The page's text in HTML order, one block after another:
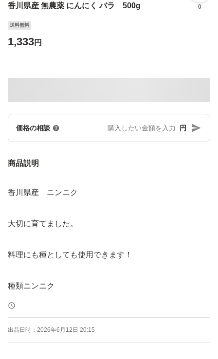
香川県産 無農薬 にんにく バラ 500g 0
送料無料
1,333円
価格の相談 円
商品説明
香川県産 ニンニク
大切に育てました。
料理にも種としても使用できます！
出品日時： 2026年6月12日 20:15